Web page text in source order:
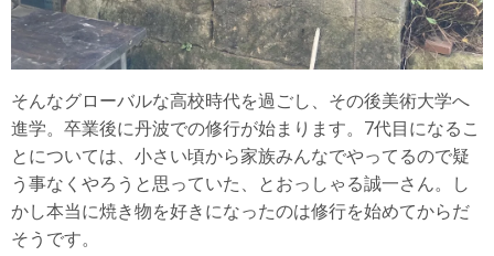
そんなグローバルな高校時代を過ごし、その後美術大学へ
進学。卒業後に丹波での修行が始まります。7代目になるこ
とについては、小さい頃から家族みんなでやってるので疑
う事なくやろうと思っていた、とおっしゃる誠一さん。し
かし本当に焼き物を好きになったのは修行を始めてからだ
そうです。